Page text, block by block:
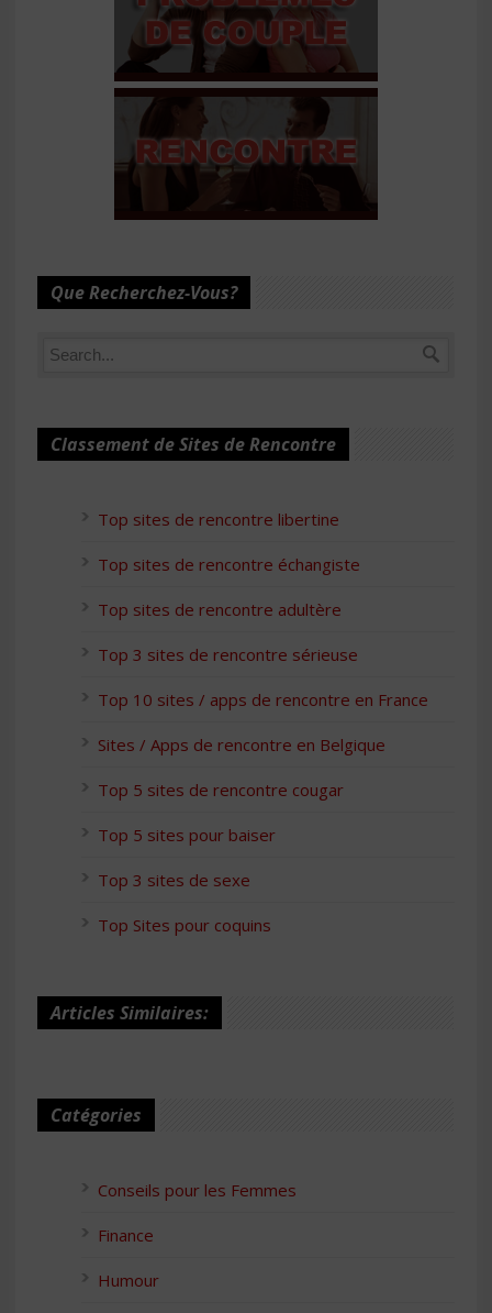
Que Recherchez-Vous?
Classement de Sites de Rencontre
Top sites de rencontre libertine
Top sites de rencontre échangiste
Top sites de rencontre adultère
Top 3 sites de rencontre sérieuse
Top 10 sites / apps de rencontre en France
Sites / Apps de rencontre en Belgique
Top 5 sites de rencontre cougar
Top 5 sites pour baiser
Top 3 sites de sexe
Top Sites pour coquins
Articles Similaires:
Catégories
Conseils pour les Femmes
Finance
Humour